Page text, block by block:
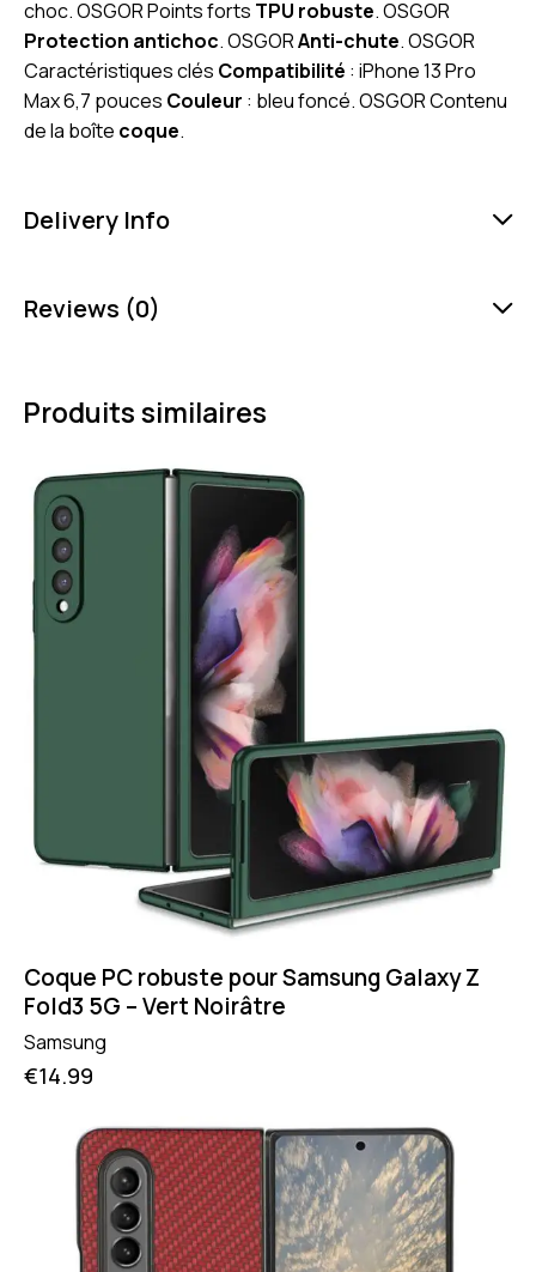
choc. OSGOR Points forts TPU robuste. OSGOR
Protection antichoc. OSGORAnti-chute. OSGOR
Caractéristiques clés Compatibilité : iPhone 13 Pro
Max 6,7 pouces Couleur : bleu foncé. OSGOR Contenu
de la boîte coque.
Delivery Info
Reviews (0)
Produits similaires
Coque PC robuste pour Samsung Galaxy Z
Fold3 5G – Vert Noirâtre
Samsung
€14.99